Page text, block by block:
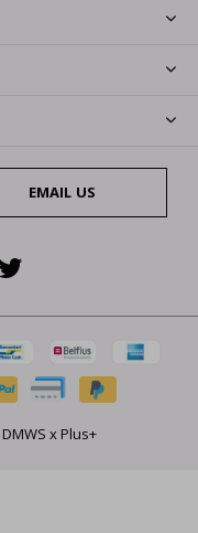
EMAIL US
DMWS xPlus+